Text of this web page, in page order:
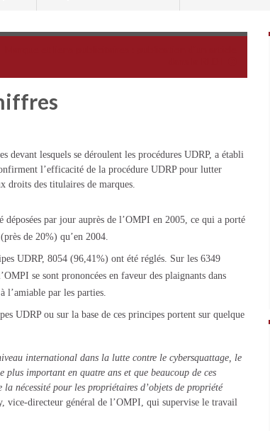
devant lesquels se déroulent les procédures UDRP, a établi
l’efficacité de la procédure UDRP pour lutter
droits des titulaires de marques.
par jour auprès de l’OMPI en 2005, ce qui a porté
de 20%) qu’en 2004.
UDRP, 8054 (96,41%) ont été réglés. Sur les 6349
se sont prononcées en faveur des plaignants dans
l’amiable par les parties.
UDRP ou sur la base de ces principes portent sur quelque
international dans la lutte contre le cybersquattage, le
important en quatre ans et que beaucoup de ces
nécessité pour les propriétaires d’objets de propriété
vice-directeur général de l’OMPI, qui supervise le travail